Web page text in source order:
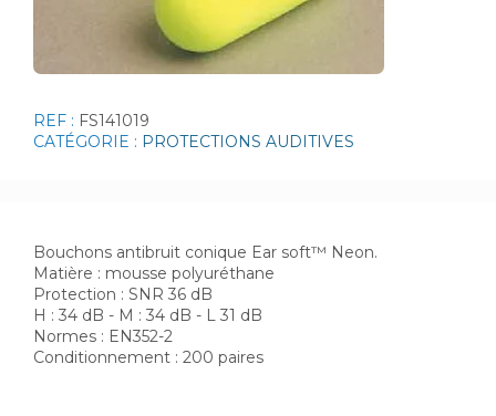
REF : FS141019
CATÉGORIE : PROTECTIONS AUDITIVES
Bouchons antibruit conique Ear soft™ Neon.
Matière : mousse polyuréthane
Protection : SNR 36 dB
H : 34 dB - M : 34 dB - L 31 dB
Normes : EN352-2
Conditionnement : 200 paires